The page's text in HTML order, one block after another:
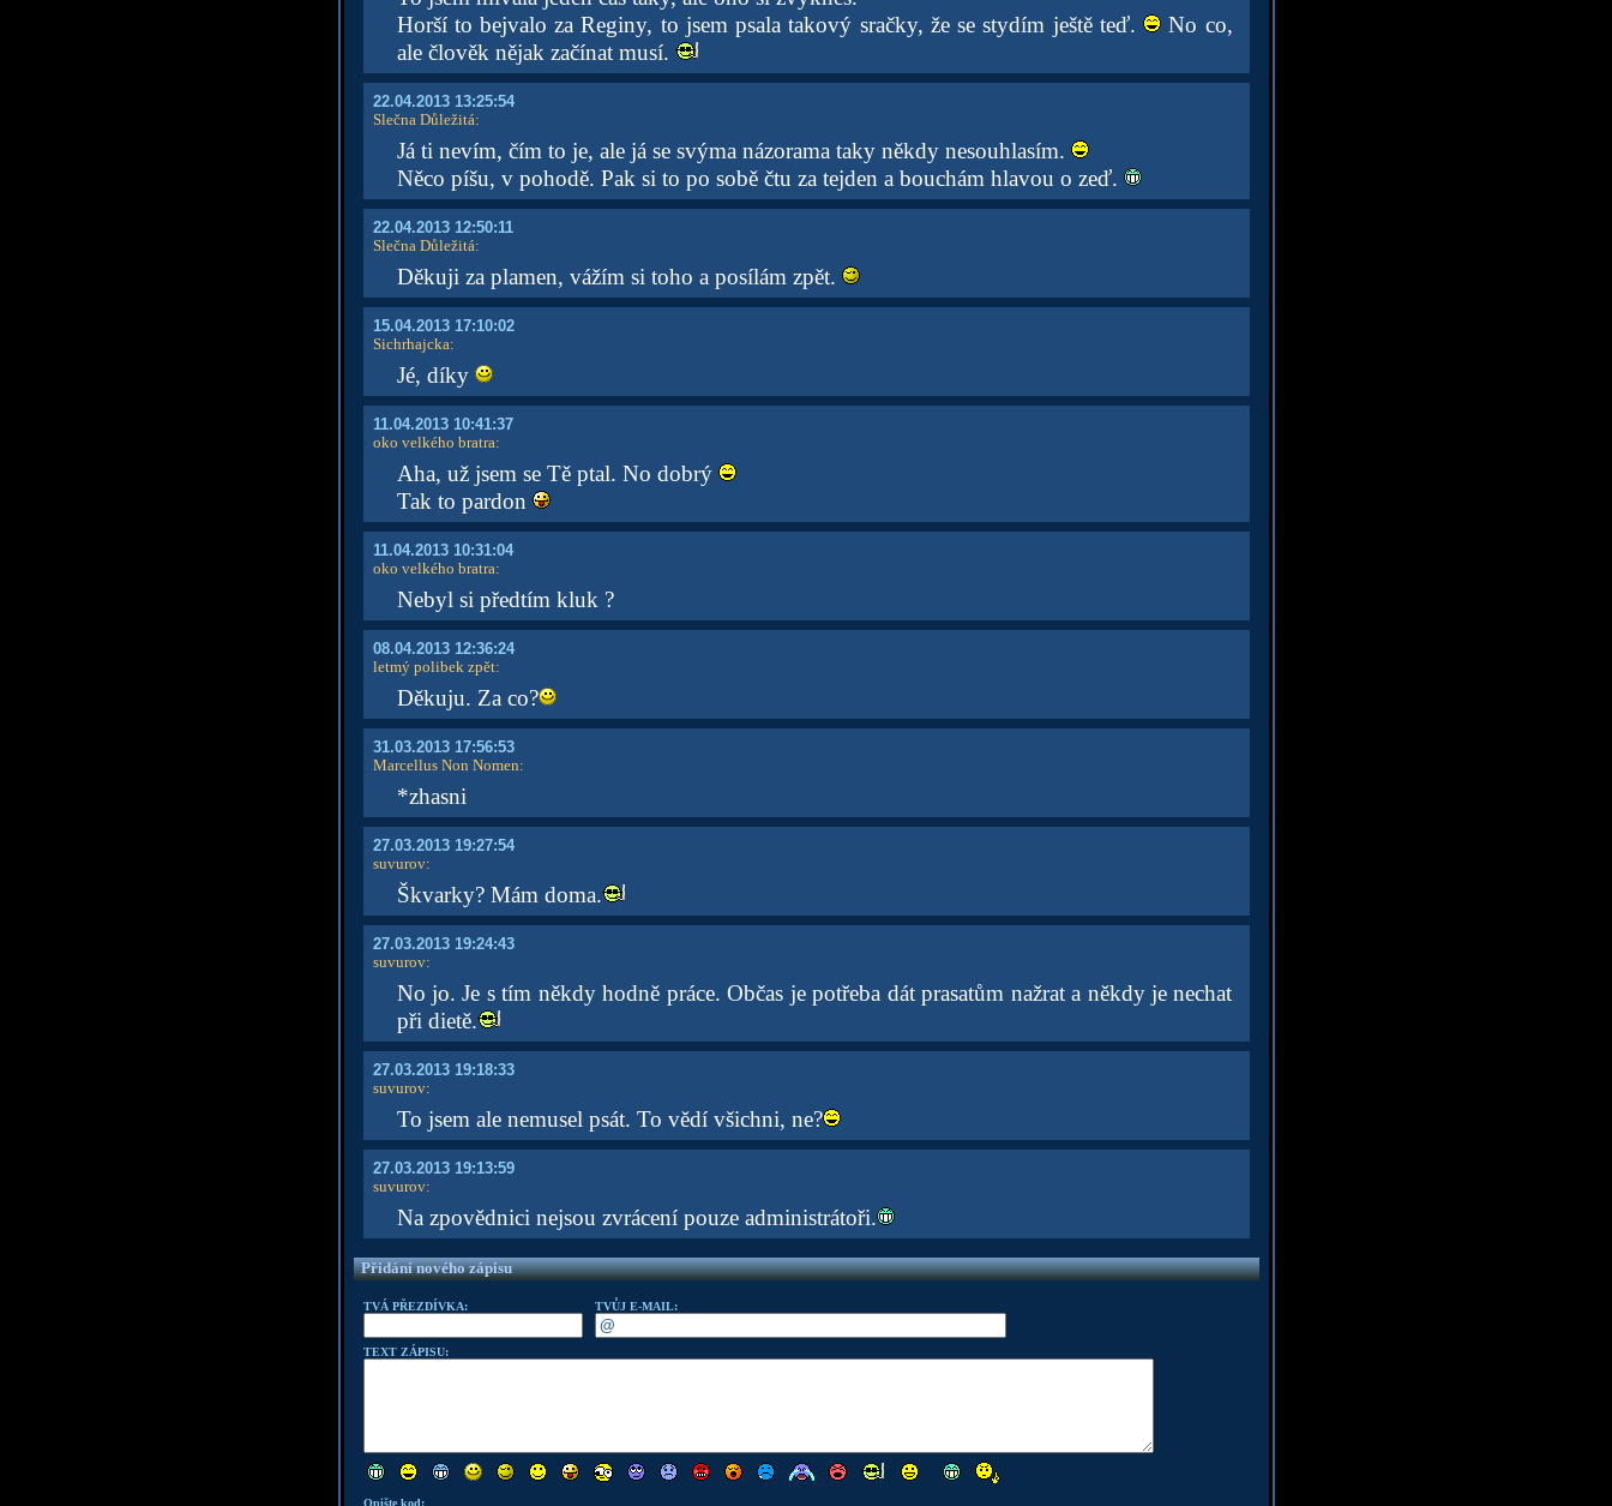
Horší to bejvalo za Reginy, to jsem psala takový sračky, že se stydím ještě teď.
No co,
ale člověk nějak začínat musí.
22.04.2013 13:25:54
Slečna Důležitá:
Já ti nevím, čím to je, ale já se svýma názorama taky někdy nesouhlasím.
Něco píšu, v pohodě. Pak si to po sobě čtu za tejden a bouchám hlavou o zeď.
22.04.2013 12:50:11
Slečna Důležitá:
Děkuji za plamen, vážím si toho a posílám zpět.
15.04.2013 17:10:02
Sichrhajcka:
Jé, díky
11.04.2013 10:41:37
oko velkého bratra:
Aha, už jsem se Tě ptal. No dobrý
Tak to pardon
11.04.2013 10:31:04
oko velkého bratra:
Nebyl si předtím kluk ?
08.04.2013 12:36:24
letmý polibek zpět:
Děkuju. Za co?
31.03.2013 17:56:53
Marcellus Non Nomen:
*zhasni
27.03.2013 19:27:54
suvurov:
Škvarky? Mám doma.
27.03.2013 19:24:43
suvurov:
No jo. Je s tím někdy hodně práce. Občas je potřeba dát prasatům nažrat a někdy je nechat
při dietě.
27.03.2013 19:18:33
suvurov:
To jsem ale nemusel psát. To vědí všichni, ne?
27.03.2013 19:13:59
suvurov:
Na zpovědnici nejsou zvrácení pouze administrátoři.
Přidání nového zápisu
TVÁ PŘEZDÍVKA: TVŮJ E-MAIL:
TEXT ZÁPISU:
Opište kod: